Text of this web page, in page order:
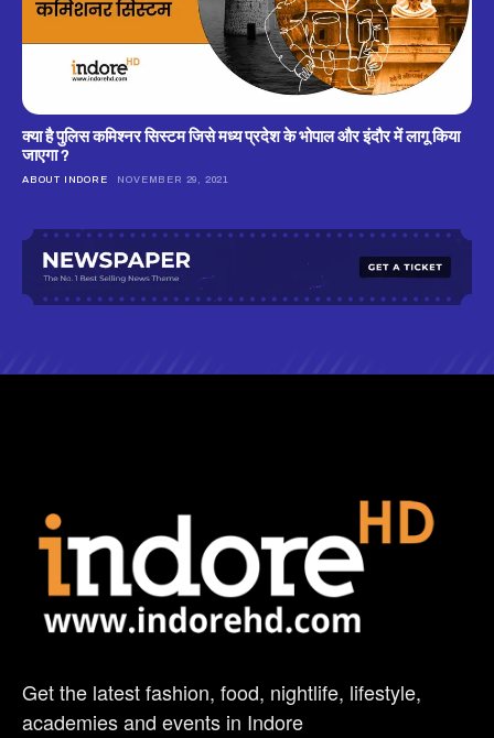
क्‍या है पुलिस कमिश्‍नर सिस्‍टम जिसे मध्‍य प्रदेश के भोपाल और इंदौर में लागू किया
जाएगा ?
ABOUT INDORE NOVEMBER 29, 2021
Get the latest fashion, food, nightlife, lifestyle,
academies and events in Indore